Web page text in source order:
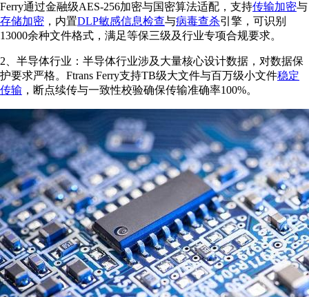
Ferry通过金融级AES-256加密与国密算法适配，支持传输加密与
存储加密 ，内置DLP敏感信息检查与病毒查杀引擎，可识别
13000余种文件格式，满足等保三级及行业专项合规要求。
2、半导体行业：半导体行业涉及大量核心设计数据，对数据保
护要求严格。Ftrans Ferry支持TB级大文件与百万级小文件稳定
传输 ，断点续传与一致性校验确保传输准确率100%。